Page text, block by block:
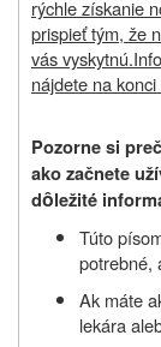
rýchle získanie
prispieť tým, že
vás vyskytnú.
nájdete na konci
Pozorne si
ako začnete
dôležité
Túto
potrebné,
Ak máte
lekára